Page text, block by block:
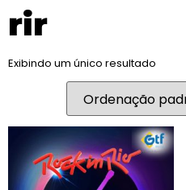
rir
Exibindo um único resultado